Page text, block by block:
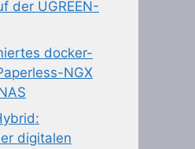
der UGREEN-
docker-
NGX
digitalen